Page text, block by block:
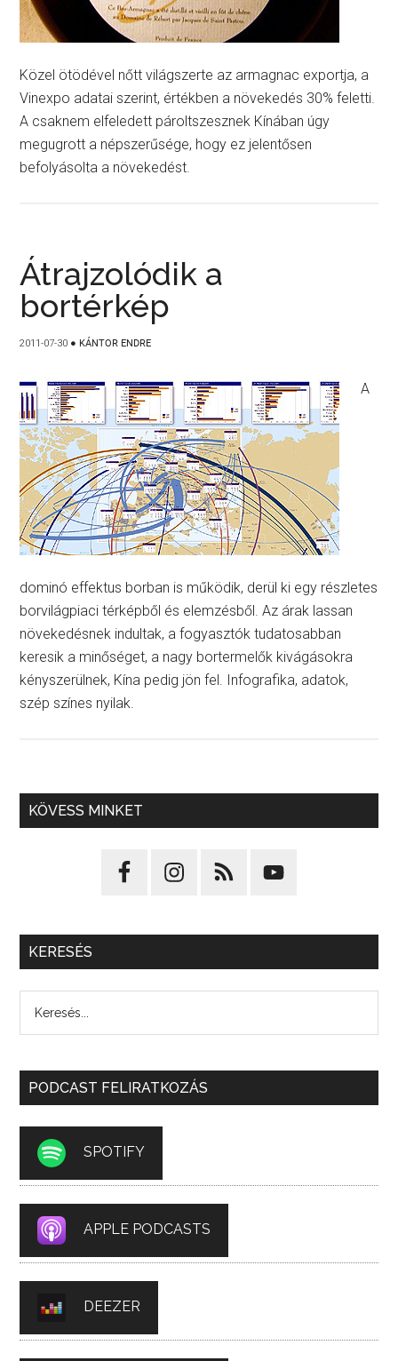
Közel ötödével nőtt világszerte az armagnac exportja, a
Vinexpo adatai szerint, értékben a növekedés 30% feletti.
A csaknem elfeledett pároltszesznek Kínában úgy
megugrott a népszerűsége, hogy ez jelentősen
befolyásolta a növekedést.
Átrajzolódik a
bortérkép
2011-07-30 ● KÁNTOR ENDRE
A
dominó effektus borban is működik, derül ki egy részletes
borvilágpiaci térképből és elemzésből. Az árak lassan
növekedésnek indultak, a fogyasztók tudatosabban
keresik a minőséget, a nagy bortermelők kivágásokra
kényszerülnek, Kína pedig jön fel. Infografika, adatok,
szép színes nyilak.
KÖVESS MINKET
KERESÉS
PODCAST FELIRATKOZÁS
SPOTIFY
APPLE PODCASTS
DEEZER